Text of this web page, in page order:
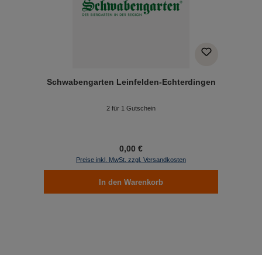
Schwabengarten Leinfelden-Echterdingen
2 für 1 Gutschein
0,00 €
Preise inkl. MwSt. zzgl. Versandkosten
In den Warenkorb